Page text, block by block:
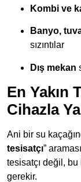
Kombi ve
Banyo,
sızıntılar
Dış mekan
En Yakın
Cihazla
Ani bir su
tesisatçı”
tesisatçı değil, bu
gerekir.